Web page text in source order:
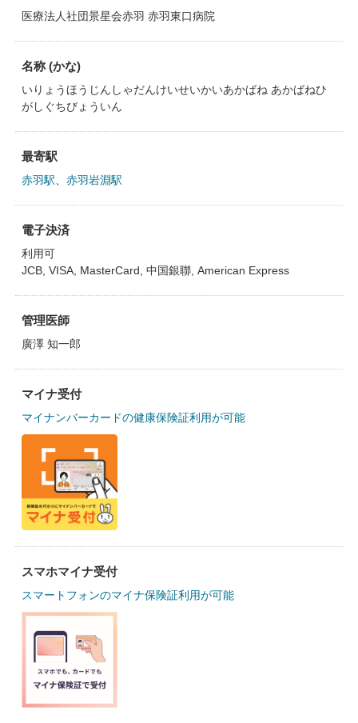
医療法人社団景星会赤羽 赤羽東口病院
名称 (かな)
いりょうほうじんしゃだんけいせいかいあかばね あかばねひ
がしぐちびょういん
最寄駅
赤羽駅 赤羽岩淵駅
電子決済
利用可
JCB, VISA, MasterCard, 中国銀聯, American Express
管理医師
廣澤 知一郎
マイナ受付
マイナンバーカードの健康保険証利用が可能
スマホマイナ受付
スマートフォンのマイナ保険証利用が可能